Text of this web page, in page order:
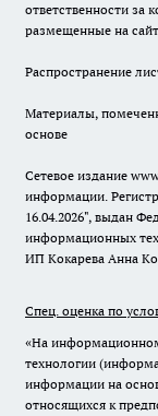
ответственности за
размещенные на
Распространение
Материалы,
основе
Сетевое издание
информации.
16.04.2026", выдан
информационных
ИП Кокарева Анна
Спец. оценка по
«На
технологии
информации на
относящихся к